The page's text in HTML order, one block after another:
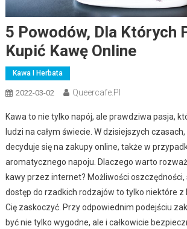
5 Powodów, Dla Których
Kupić Kawę Online
Kawa I Herbata
2022-03-02 Queercafe.pl
Kawa to nie tylko napój, ale prawdziwa pasja,
ludzi na całym świecie. W dzisiejszych
decyduje się na zakupy online, także w
aromatycznego napoju. Dlaczego warto
kawy przez internet? Możliwości
dostęp do rzadkich rodzajów to tylko niektóre z
Cię zaskoczyć. Przy odpowiednim podejściu
być nie tylko wygodne, ale i całkowicie